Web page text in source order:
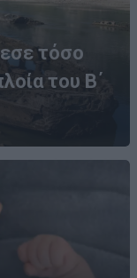
τόσο
του Β΄